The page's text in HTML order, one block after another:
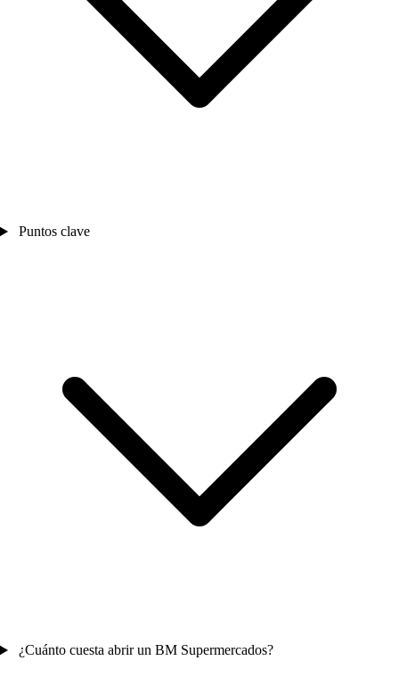
Puntos clave
¿Cuánto cuesta abrir un BM Supermercados?